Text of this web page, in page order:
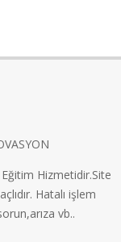
Eğitim Hizmetidir.Site
Hatalı işlem
vb..